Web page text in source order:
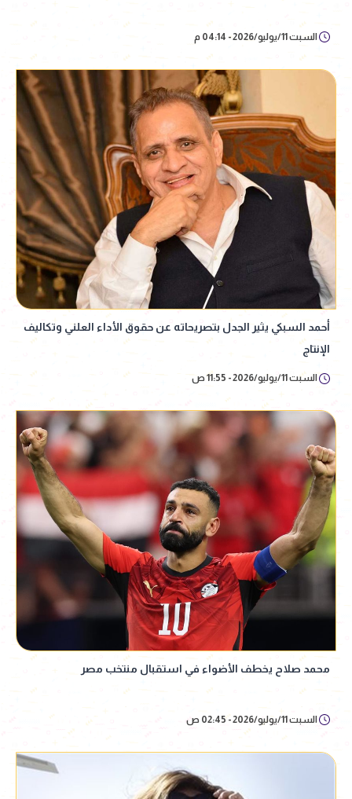
السبت 11/يوليو/2026 - 04:14 م
أحمد السبكي يثير الجدل بتصريحاته عن حقوق الأداء العلني وتكاليف
الإنتاج
السبت 11/يوليو/2026 - 11:55 ص
محمد صلاح يخطف الأضواء في استقبال منتخب مصر
السبت 11/يوليو/2026 - 02:45 ص